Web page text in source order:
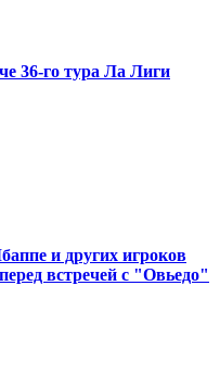
36-го тура Ла Лиги
и других игроков
встречей с "Овьедо"